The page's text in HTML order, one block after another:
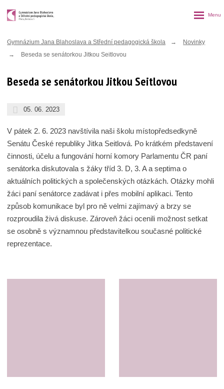
Gymnázium Jana Blahoslava a Střední pedagogická škola
Novinky
Beseda se senátorkou Jitkou Seitlovou
Beseda se senátorkou Jitkou Seitlovou
05. 06. 2023
V pátek 2. 6. 2023 navštívila naši školu místopředsedkyně
Senátu České republiky Jitka Seitlová. Po krátkém představení
činnosti, účelu a fungování horní komory Parlamentu ČR paní
senátorka diskutovala s žáky tříd 3. D, 3. A a septima o
aktuálních politických a společenských otázkách. Otázky mohli
žáci paní senátorce zadávat i přes mobilní aplikaci. Tento
způsob komunikace byl pro ně velmi zajímavý a brzy se
rozproudila živá diskuse. Zároveň žáci ocenili možnost setkat
se osobně s významnou představitelkou současné politické
reprezentace.